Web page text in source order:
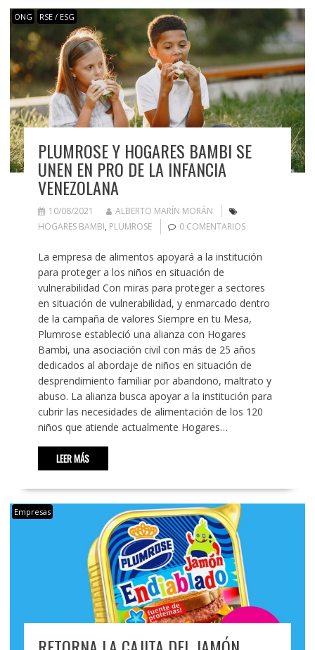
ONG RSE / ESG
PLUMROSE Y HOGARES BAMBI SE
UNEN EN PRO DE LA INFANCIA
VENEZOLANA
10/08/2021
ALBERTO MARÍN MORÁN
HOGARES BAMBI, PLUMROSE 0 COMENTARIOS
La empresa de alimentos apoyará a la institución
para proteger a los niños en situación de
vulnerabilidad Con miras para proteger a sectores
en situación de vulnerabilidad, y enmarcado dentro
de la campaña de valores Siempre en tu Mesa,
Plumrose estableció una alianza con Hogares
Bambi, una asociación civil con más de 25 años
dedicados al abordaje de niños en situación de
desprendimiento familiar por abandono, maltrato y
abuso. La alianza busca apoyar a la institución para
cubrir las necesidades de alimentación de los 120
niños que atiende actualmente Hogares…
LEER MÁS
Empresas